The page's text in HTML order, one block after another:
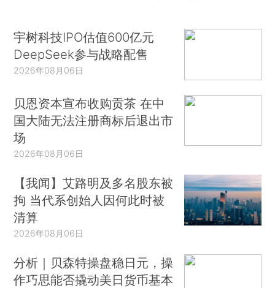
宇树科技IPO估值600亿元
DeepSeek参与战略配售
2026年08月06日
贝恩资本宣布收购贡茶 在中
国大陆无法注册商标后退出市
场
2026年08月06日
【我闻】艾路明及多名股东被
拘 当代系创始人因何此时被
清算
2026年08月06日
分析｜贝森特操盘稳日元，操
作巧思能否撬动美日货币基本